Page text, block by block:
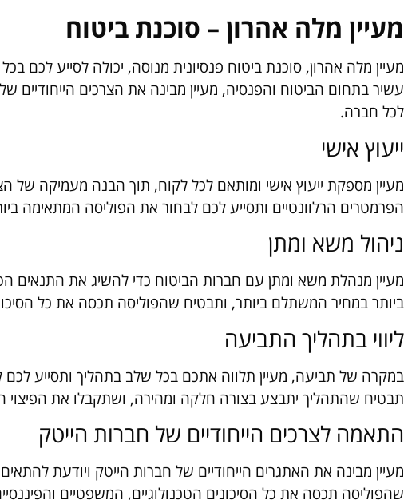
מעיין מלה אהרון – סוכנת ביטוח
מעיין מלה אהרון, סוכנת ביטוח פנסיונית מנוסה, יכולה לסייע לכם
עשיר בתחום הביטוח והפנסיה, מעיין מבינה את הצרכים
לכל חברה.
ייעוץ אישי
מעיין מספקת ייעוץ אישי ומותאם לכל לקוח, תוך הבנה מעמיקה של
הפרמטרים הרלוונטיים ותסייע לכם לבחור את הפוליסה המתאימה
ניהול משא ומתן
מעיין מנהלת משא ומתן עם חברות הביטוח כדי להשיג את התנאים
ביותר במחיר המשתלם ביותר, ותבטיח שהפוליסה תכסה את כל
ליווי בתהליך התביעה
במקרה של תביעה, מעיין תלווה אתכם בכל שלב בתהליך ותסייע
תבטיח שהתהליך יתבצע בצורה חלקה ומהירה, ושתקבלו את הפיצוי
התאמה לצרכים הייחודיים של חברות הייטק
מעיין מבינה את האתגרים הייחודיים של חברות הייטק ויודעת
שהפוליסה תכסה את כל הסיכונים הטכנולוגיים, המשפטיים